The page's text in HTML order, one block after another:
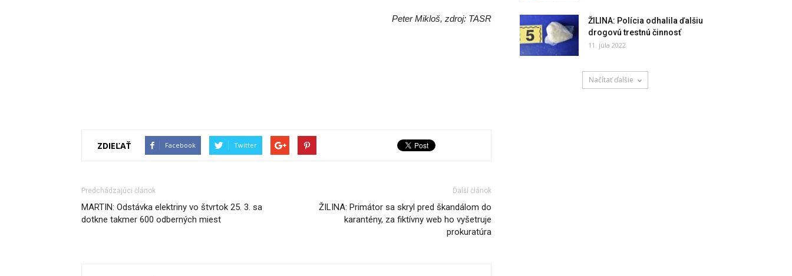
Peter Mikloš, zdroj: TASR
ZDIEĽAŤ Facebook Twitter
Predchádzajúci článok
MARTIN: Odstávka elektriny vo štvrtok 25. 3. sa
dotkne takmer 600 odberných miest
Ďalší článok
ŽILINA: Primátor sa skryl pred škandálom do
karantény, za fiktívny web ho vyšetruje
prokuratúra
ŽILINA: Polícia odhalila ďalšiu
drogovú trestnú činnosť
11. júla 2022
Načítať ďalšie